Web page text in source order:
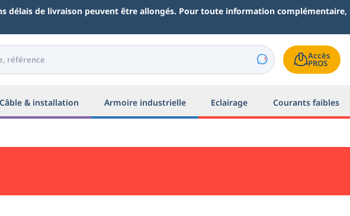
délais de livraison peuvent être allongés. Pour toute information complémentaire,
Accès
PROS
Câble & installation Armoire industrielle Eclairage Courants faibles